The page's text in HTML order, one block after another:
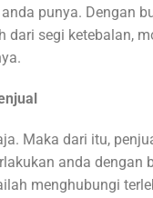
punya. Dengan
dari segi ketebalan,
Maka dari itu,
anda dengan
menghubungi